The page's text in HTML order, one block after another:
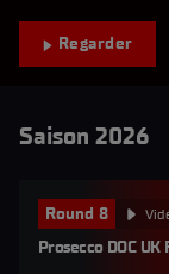
Regarder
Saison 2026
Round 8
Prosecco DOC UK